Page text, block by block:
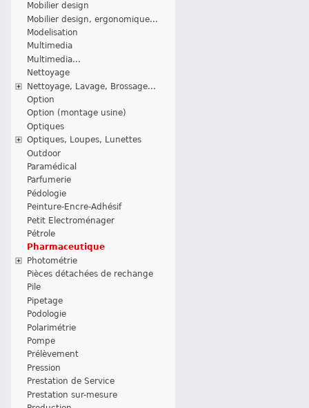
Mobilier design
Mobilier design, ergonomique...
Modelisation
Multimedia
Multimedia...
Nettoyage
Nettoyage, Lavage, Brossage...
Option
Option (montage usine)
Optiques
Optiques, Loupes, Lunettes
Outdoor
Paramédical
Parfumerie
Pédologie
Peinture-Encre-Adhésif
Petit Electroménager
Pétrole
Pharmaceutique
Photométrie
Pièces détachées de rechange
Pile
Pipetage
Podologie
Polarimétrie
Pompe
Prélèvement
Pression
Prestation de Service
Prestation sur-mesure